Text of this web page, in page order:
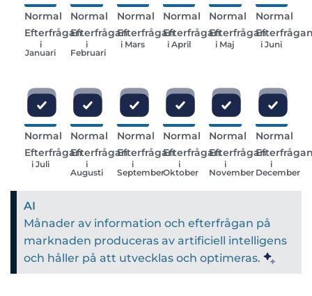
Normal
Efterfrågan
i
Januari
Normal
Efterfrågan
i
Februari
Normal
Efterfrågan
i Mars
Normal
Efterfrågan
i April
Normal
Efterfrågan
i Maj
Normal
i Juni
Normal
Efterfrågan
i Juli
Normal
Efterfrågan
i
Augusti
Normal
Efterfrågan
i
September
Normal
Efterfrågan
i
Oktober
Normal
Efterfrågan
i
November
Normal
i
December
AI
Månader av information och efterfrågan på
marknaden produceras av artificiell intelligens
och håller på att utvecklas och optimeras.